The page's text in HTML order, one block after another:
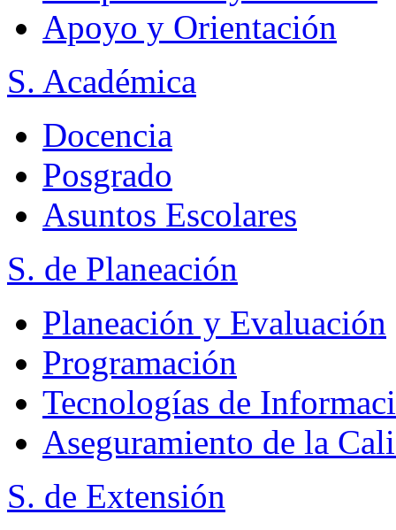
Apoyo y Orientación
S. Académica
Docencia
Posgrado
Asuntos Escolares
S. de Planeación
Planeación y Evaluación
Programación
Tecnologías de
Aseguramiento de la
S. de Extensión